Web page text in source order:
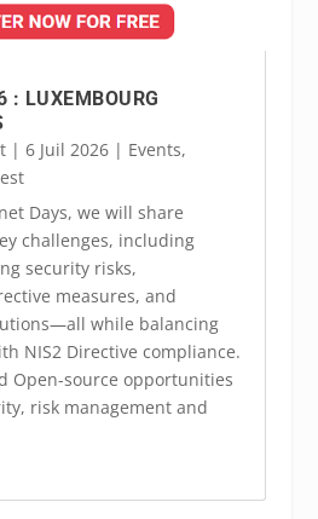
LUXEMBOURG
| 6 Juil 2026| Events,
Days, we will share
challenges, including
security risks,
measures, and
while balancing
NIS2 Directive compliance.
Open-source opportunities
risk management and